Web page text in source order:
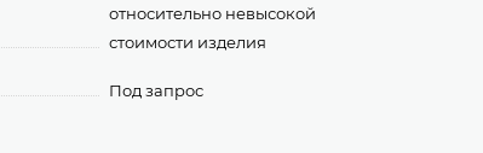
относительно невысокой
стоимости изделия
Под запрос